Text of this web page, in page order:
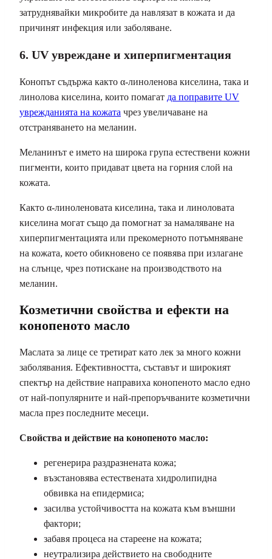
затруднявайки микробите да навлязат в кожата и да
причинят инфекция или заболяване.
6. UV увреждане и хиперпигментация
Конопът съдържа както α-линоленова киселина, така и
линолова киселина, които помагат да поправите UV
уврежданията на кожата чрез увеличаване на
отстраняването на меланин.
Меланинът е името на широка група естествени кожни
пигменти, които придават цвета на горния слой на
кожата.
Както α-линоленовата киселина, така и линоловата
киселина могат също да помогнат за намаляване на
хиперпигментацията или прекомерното потъмняване
на кожата, което обикновено се появява при излагане
на слънце, чрез потискане на производството на
меланин.
Козметични свойства и ефекти на
конопеното масло
Маслата за лице се третират като лек за много кожни
заболявания. Ефективността, съставът и широкият
спектър на действие направиха конопеното масло едно
от най-популярните и най-препоръчваните козметични
масла през последните месеци.
Свойства и действие на конопеното масло:
регенерира раздразнената кожа;
възстановява естествената хидролипидна
обвивка на епидермиса;
засилва устойчивостта на кожата към външни
фактори;
забавя процеса на стареене на кожата;
неутрализира действието на свободните